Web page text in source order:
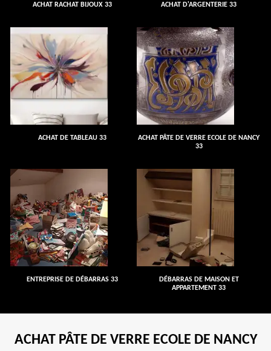
ACHAT RACHAT BIJOUX 33 ACHAT D'ARGENTERIE 33
ACHAT DE TABLEAU 33
ACHAT PÂTE DE VERRE ECOLE DE NANCY
33
ENTREPRISE DE DÉBARRAS 33
DÉBARRAS DE MAISON ET
APPARTEMENT 33
ACHAT PÂTE DE VERRE ECOLE DE NANCY